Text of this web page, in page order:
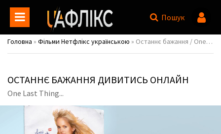
Пошук
Головна » Фільми Нетфлікс українською » Останнє бажання / One Last Thing...
ОСТАННЄ БАЖАННЯ ДИВИТИСЬ ОНЛАЙН
One Last Thing...